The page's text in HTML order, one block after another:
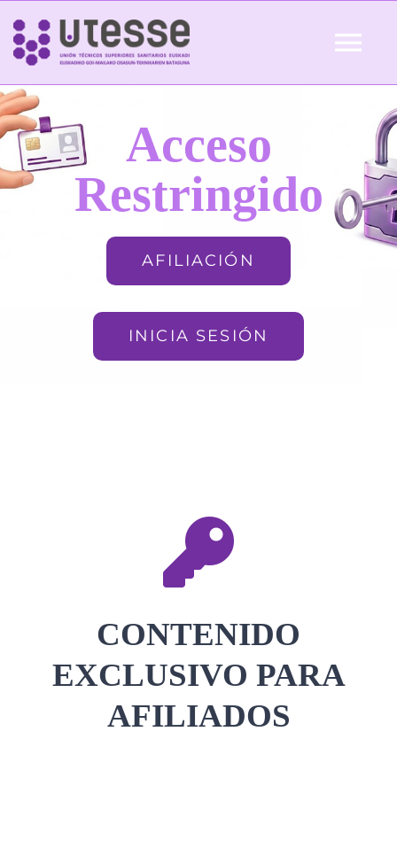
Skip
content
Inicio
QUIÉNES SOMOS Acceso
Restringido
AFILIACIÓN
INICIA SESIÓN
CONTENIDO
EXCLUSIVO PARA
AFILIADOS